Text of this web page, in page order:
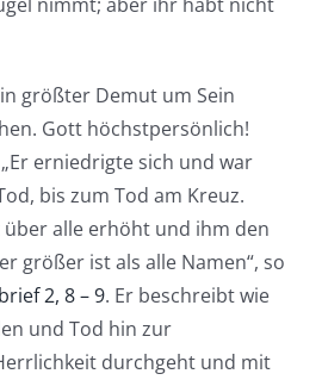
größter Demut um Sein
Gott höchstpersönlich!
erniedrigte sich und war
bis zum Tod am Kreuz.
alle erhöht und ihm den
größer ist als alle Namen“, so
2, 8 – 9. Er beschreibt wie
und Tod hin zur
durchgeht und mit